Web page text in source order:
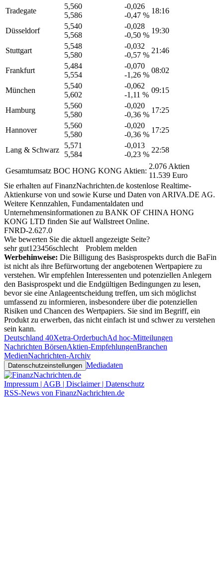
Tradegate
5,560
5,586
-0,026
-0,47 %
18:16
Düsseldorf
5,540
5,568
-0,028
-0,50 %
19:30
Stuttgart
5,548
5,580
-0,032
-0,57 %
21:46
Frankfurt
5,484
5,554
-0,070
-1,26 %
08:02
München
5,540
5,602
-0,062
-1,11 %
09:15
Hamburg
5,560
5,580
-0,020
-0,36 %
17:25
Hannover
5,560
5,580
-0,020
-0,36 %
17:25
Lang & Schwarz
5,571
5,584
-0,013
-0,23 %
22:58
Gesamtumsatz BOC HONG KONG Aktien:
2.076 Aktien
11.539 Euro
Sie erhalten auf FinanzNachrichten.de kostenlose Realtime-
Aktienkurse von und sowie Kurse und Daten von ARIVA.DE AG.
Weitere Kennzahlen, Fundamentaldaten und
Unternehmensinformationen zu BANK OF CHINA HONG
KONG LTD finden Sie aufWallstreet Online.
FNRD-2.627.0
Wie bewerten Sie die aktuell angezeigte Seite?
sehr gut1 23456schlecht
Problem melden
Werbehinweise: Die Billigung des Basisprospekts durch die BaFin
ist nicht als ihre Befürwortung der angebotenen Wertpapiere zu
verstehen. Wir empfehlen Interessenten und potenziellen Anlegern
den Basisprospekt und die Endgültigen Bedingungen zu lesen,
bevor sie eine Anlageentscheidung treffen, um sich möglichst
umfassend zu informieren, insbesondere über die potenziellen
Risiken und Chancen des Wertpapiers. Sie sind im Begriff, ein
Produkt zu erwerben, das nicht einfach ist und schwer zu verstehen
sein kann.
Deutschland 40Xetra-OrderbuchAd hoc-Mitteilungen
Nachrichten BörsenAktien-EmpfehlungenBranchen
MedienNachrichten-Archiv
Datenschutzeinstellungen Mediadaten
Impressum | AGB | Disclaimer | Datenschutz
RSS-News von FinanzNachrichten.de